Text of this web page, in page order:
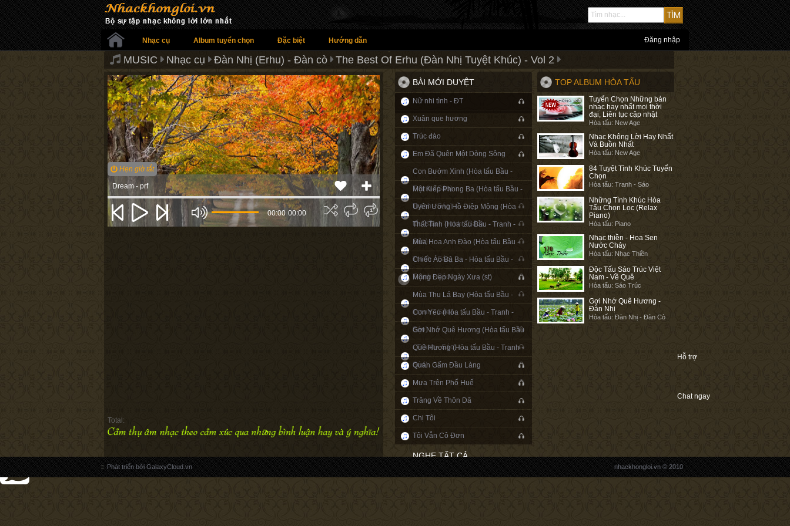
Nhạc cụ Album tuyển chọn Đặc biệt Hướng dẫn Đăng nhập
MUSIC Nhạc cụ Đàn Nhị (Erhu) - Đàn cò The Best Of Erhu (Đàn Nhị Tuyệt Khúc) - Vol 2
Hẹn giờ tắt
Dream - prf
00:00 00:00
Total:
BÀI MỚI DUYỆT
Nữ nhi tình - ĐT
Xuân que hương
Trúc đào
Em Đã Quên Một Dòng Sông
Con Bướm Xinh (Hòa tấu Bầu -
Tranh - Sáo)
Một Kiếp Phong Ba (Hòa tấu Bầu -
Tranh - Sáo)
Uyên Ương Hồ Điệp Mộng (Hòa
tấu Bầu - Tranh - Sáo)
Thất Tình (Hòa tấu Bầu - Tranh -
Sáo)
Mùa Hoa Anh Đào (Hòa tấu Bầu -
Tranh - Sáo)
Chiếc Áo Bà Ba - Hòa tấu Bầu -
Tranh - Sáo
Mộng Đẹp Ngày Xưa (st)
Mùa Thu Lá Bay (Hòa tấu Bầu -
Tranh - Sáo)
Con Yêu (Hòa tấu Bầu - Tranh -
Sáo)
Gợi Nhớ Quê Hương (Hòa tấu Bầu
- Tranh - Sáo)
Quê Hương (Hòa tấu Bầu - Tranh -
Sáo)
Quán Gấm Đầu Làng
Mưa Trên Phố Huế
Trăng Về Thôn Dã
Chị Tôi
Tôi Vẫn Cô Đơn
NGHE TẤT CẢ
TOP ALBUM HÒA TẤU
Tuyển Chọn Những bản
nhạc hay nhất mọi thời
đại, Liên tục cập nhật
Hòa tấu: New Age
Nhạc Không Lời Hay Nhất
Và Buồn Nhất
Hòa tấu: New Age
84 Tuyệt Tình Khúc Tuyển
Chọn
Hòa tấu: Tranh - Sáo
Những Tình Khúc Hòa
Tấu Chọn Lọc (Relax
Piano)
Hòa tấu: Piano
Nhạc thiền - Hoa Sen
Nước Chảy
Hòa tấu: Nhạc Thiền
Độc Tấu Sáo Trúc Việt
Nam - Về Quê
Hòa tấu: Sáo Trúc
Gợi Nhớ Quê Hương -
Đàn Nhị
Hòa tấu: Đàn Nhị - Đàn Cò
Hỗ trợ
Chat ngay
Phát triển bởi GalaxyCloud.vn nhackhongloi.vn © 2010